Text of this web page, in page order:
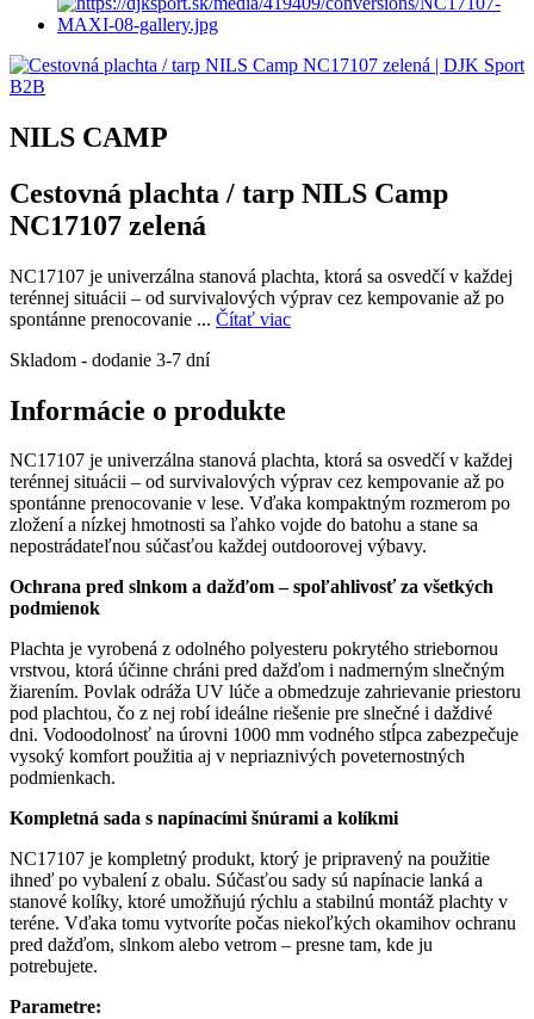
NILS CAMP
Cestovná plachta / tarp NILS Camp
NC17107 zelená
NC17107 je univerzálna stanová plachta, ktorá sa osvedčí v každej
terénnej situácii – od survivalových výprav cez kempovanie až po
spontánne prenocovanie ... Čítať viac
Skladom - dodanie 3-7 dní
Informácie o produkte
NC17107 je univerzálna stanová plachta, ktorá sa osvedčí v každej
terénnej situácii – od survivalových výprav cez kempovanie až po
spontánne prenocovanie v lese. Vďaka kompaktným rozmerom po
zložení a nízkej hmotnosti sa ľahko vojde do batohu a stane sa
nepostrádateľnou súčasťou každej outdoorovej výbavy.
Ochrana pred slnkom a dažďom – spoľahlivosť za všetkých
podmienok
Plachta je vyrobená z odolného polyesteru pokrytého striebornou
vrstvou, ktorá účinne chráni pred dažďom i nadmerným slnečným
žiarením. Povlak odráža UV lúče a obmedzuje zahrievanie priestoru
pod plachtou, čo z nej robí ideálne riešenie pre slnečné i daždivé
dni. Vodoodolnosť na úrovni 1000 mm vodného stĺpca zabezpečuje
vysoký komfort použitia aj v nepriaznivých poveternostných
podmienkach.
Kompletná sada s napínacími šnúrami a kolíkmi
NC17107 je kompletný produkt, ktorý je pripravený na použitie
ihneď po vybalení z obalu. Súčasťou sady sú napínacie lanká a
stanové kolíky, ktoré umožňujú rýchlu a stabilnú montáž plachty v
teréne. Vďaka tomu vytvoríte počas niekoľkých okamihov ochranu
pred dažďom, slnkom alebo vetrom – presne tam, kde ju
potrebujete.
Parametre: